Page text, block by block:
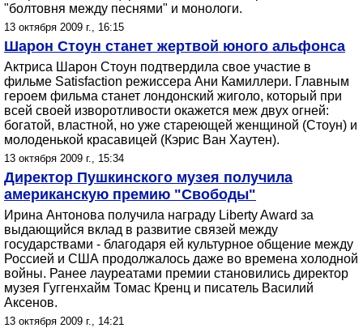
"болтовня между песнями" и монологи.
13 октября 2009 г., 16:15
Шарон Стоун станет жертвой юного альфонса
Актриса Шарон Стоун подтвердила свое участие в
фильме Satisfaction режиссера Ани Камиллери. Главным
героем фильма станет лондонский жиголо, который при
всей своей изворотливости окажется меж двух огней:
богатой, властной, но уже стареющей женщиной (Стоун) и
молоденькой красавицей (Кэрис Ван Хаутен).
13 октября 2009 г., 15:34
Директор Пушкинского музея получила
американскую премию "Свободы"
Ирина Антонова получила награду Liberty Award за
выдающийся вклад в развитие связей между
государствами - благодаря ей культурное общение между
Россией и США продолжалось даже во времена холодной
войны. Ранее лауреатами премии становились директор
музея Гуггенхайм Томас Кренц и писатель Василий
Аксенов.
13 октября 2009 г., 14:21